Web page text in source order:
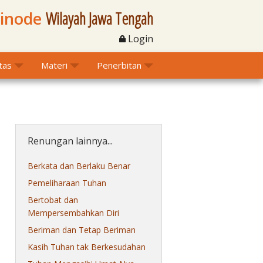
Wilayah Jawa Tengah
Login
Materi Penerbitan
Renungan lainnya...
Berkata dan Berlaku Benar
Pemeliharaan Tuhan
Bertobat dan
Mempersembahkan Diri
Beriman dan Tetap Beriman
Kasih Tuhan tak Berkesudahan